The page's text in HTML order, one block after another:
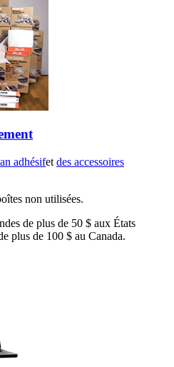
adhésifet des accessoires
non utilisées.
de plus de 50 $ aux États
plus de 100 $ au Canada.